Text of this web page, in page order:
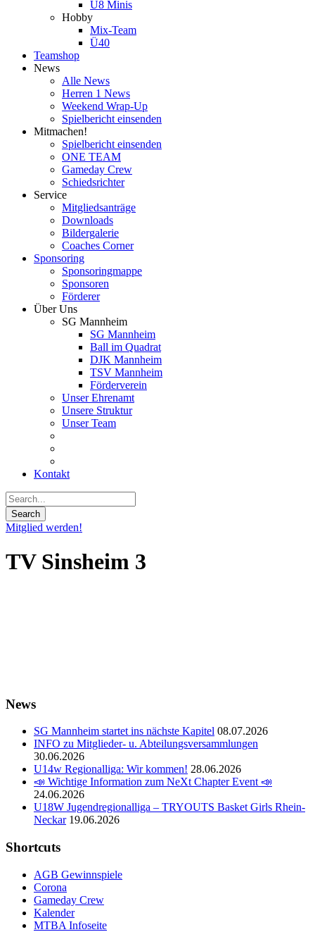
U8 Minis
Hobby
Mix-Team
Ü40
Teamshop
News
Alle News
Herren 1 News
Weekend Wrap-Up
Spielbericht einsenden
Mitmachen!
Spielbericht einsenden
ONE TEAM
Gameday Crew
Schiedsrichter
Service
Mitgliedsanträge
Downloads
Bildergalerie
Coaches Corner
Sponsoring
Sponsoringmappe
Sponsoren
Förderer
Über Uns
SG Mannheim
SG Mannheim
Ball im Quadrat
DJK Mannheim
TSV Mannheim
Förderverein
Unser Ehrenamt
Unsere Struktur
Unser Team
Kontakt
Mitglied werden!
TV Sinsheim 3
News
SG Mannheim startet ins nächste Kapitel 08.07.2026
INFO zu Mitglieder- u. Abteilungsversammlungen
30.06.2026
U14w Regionalliga: Wir kommen! 28.06.2026
📣 Wichtige Information zum NeXt Chapter Event 📣
24.06.2026
U18W Jugendregionalliga – TRYOUTS Basket Girls Rhein-
Neckar 19.06.2026
Shortcuts
AGB Gewinnspiele
Corona
Gameday Crew
Kalender
MTBA Infoseite